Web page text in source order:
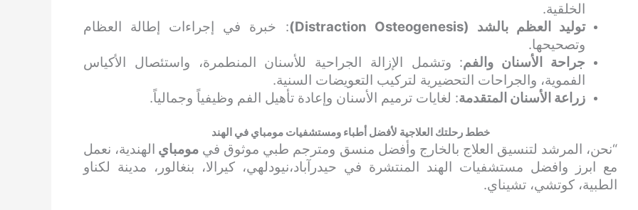
الخلقية.
توليد العظم بالشد (Distraction Osteogenesis)
: خبرة في إجراءات إطالة العظام
وتصحيحها.
جراحة الأسنان والفم: وتشمل الإزالة الجراحية للأسنان المنطمرة، واستئصال الأكياس
الفموية، والجراحات التحضيرية لتركيب التعويضات السنية.
زراعة الأسنان المتقدمة: لغايات ترميم الأسنان وإعادة تأهيل الفم وظيفياً وجمالياً.
خطط رحلتك العلاجية لأفضل أطباء ومستشفيات مومباي في الهند
“نحن، المرشد لتنسيق العلاج بالخارج وأفضل منسق ومترجم طبي موثوق في مومباي الهندية، نعمل
مع ابرز وافضل مستشفيات الهند المنتشرة في حيدرآباد،نيودلهي، كيرالا، بنغالور، مدينة لكناو
الطبية، كوتشي، تشيناي.